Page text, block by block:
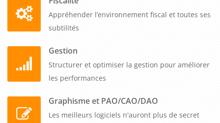
collaborateurs pour maximiser le retour sur investissement.
Laformation adobe premiere pro 2019 - parcours complet
débutant à avancé (e-learning)
audiovisuelle de vos équipes, leur permettant de produire en
interne des vidéos professionnelles impactantes sans
coûteux. Contactez-nous pour déployer ce parcours complet
adapté à votre stratégie de communication vidéo.
Appréhender l’environnement fiscal et toutes ses
subtilités
Gestion
Structurer et optimiser la gestion pour améliorer
les performances
Graphisme et PAO/CAO/DAO
Les meilleurs logiciels n'auront plus de secret